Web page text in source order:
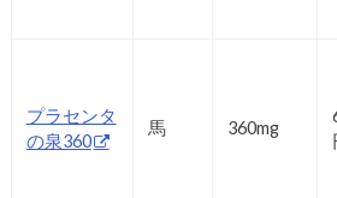
プラセンタ
の泉360
馬 360mg